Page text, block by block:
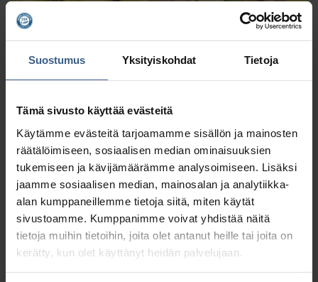
Suostumus Yksityiskohdat Tietoja
Tämä sivusto käyttää evästeitä
Käytämme evästeitä tarjoamamme sisällön ja mainosten
räätälöimiseen, sosiaalisen median ominaisuuksien
tukemiseen ja kävijämäärämme analysoimiseen. Lisäksi
jaamme sosiaalisen median, mainosalan ja analytiikka-
alan kumppaneillemme tietoja siitä, miten käytät
sivustoamme. Kumppanimme voivat yhdistää näitä
tietoja muihin tietoihin, joita olet antanut heille tai joita on
kerätty, kun olet käyttänyt heidän palvelujaan.
Mathiaksen sillisalaatti